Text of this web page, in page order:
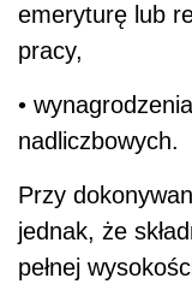
emeryturę lub
pracy,
•
nadliczbowych.
Przy
jednak, że
pełnej